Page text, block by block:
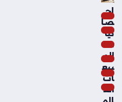
إح
صا
ئيا
ت
الم
بيع
ات
الع